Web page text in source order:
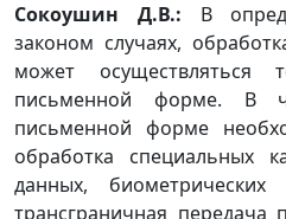
Сокоушин Д.В.: В
законом случаях,
может
письменной форме. В
письменной форме
обработка специальных
данных, биометрических
трансграничная передача